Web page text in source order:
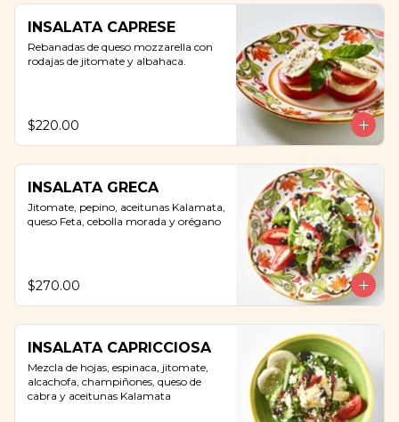
INSALATA CAPRESE
Rebanadas de queso mozzarella con
rodajas de jitomate y albahaca.
$220.00
INSALATA GRECA
Jitomate, pepino, aceitunas Kalamata,
queso Feta, cebolla morada y orégano
$270.00
INSALATA CAPRICCIOSA
Mezcla de hojas, espinaca, jitomate,
alcachofa, champiñones, queso de
cabra y aceitunas Kalamata